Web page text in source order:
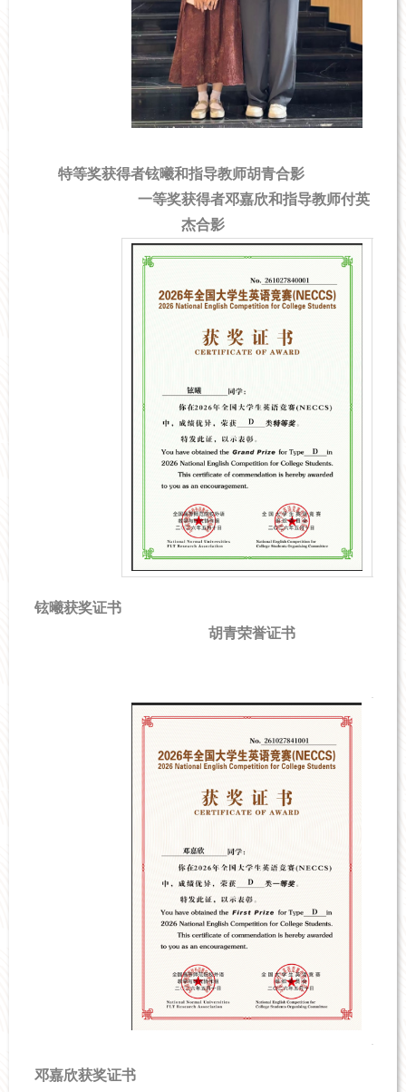
特等奖获得者铉曦和指导教师胡青合影
一等奖获得者邓嘉欣和指导教师付英
杰合影
铉曦获奖证书
胡青荣誉证书
邓嘉欣获奖证书